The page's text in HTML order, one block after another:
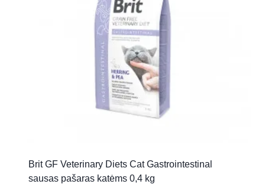
Brit GF Veterinary Diets Cat Gastrointestinal
sausas pašaras katėms 0,4 kg